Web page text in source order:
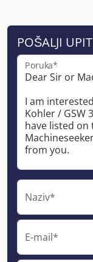
POŠALJI UPIT
Poruka*
Naziv*
E-mail*